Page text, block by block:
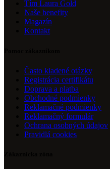
Tím Laura Gold
Naše benefity
Magazín
Kontakt
Často kladené otázky
Registrácia certifikátu
Doprava a platba
Obchodné podmienky
Reklamačné podmienky
Reklamačný formulár
Ochrana osobných údajov
Pravidlá cookies